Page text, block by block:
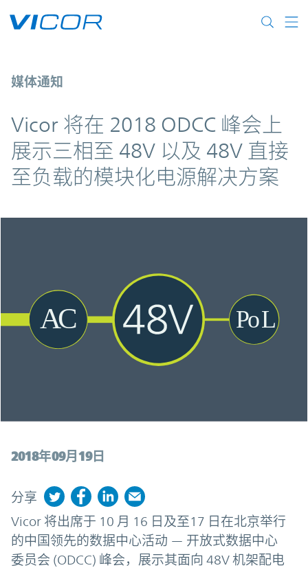
Vicor 将在 2018 ODCC 峰会上展示三相
媒体通知
Vicor 将在 2018 ODCC 峰会上
展示三相至 48V 以及 48V 直接
至负载的模块化电源解决方案
2018年09月19日
分享
Vicor 将出席于 10 月 16 日及至17 日在北京举行
的中国领先的数据中心活动 — 开放式数据中心
委员会 (ODCC) 峰会，展示其面向 48V 机架配电